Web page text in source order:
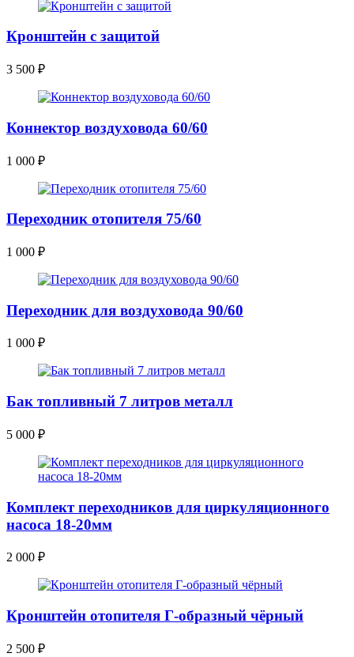
Кронштейн с защитой
3 500 ₽
Коннектор воздуховода 60/60
1 000 ₽
Переходник отопителя 75/60
1 000 ₽
Переходник для воздуховода 90/60
1 000 ₽
Бак топливный 7 литров металл
5 000 ₽
Комплект переходников для циркуляционного
насоса 18-20мм
2 000 ₽
Кронштейн отопителя Г-образный чёрный
2 500 ₽